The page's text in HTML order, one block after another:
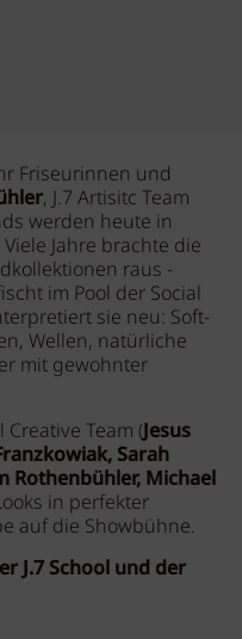
Friseurinnen und
, J.7 Artisitc Team
werden heute in
Jahre brachte die
raus -
im Pool der Social
sie neu: Soft-
Wellen, natürliche
mit gewohnter
Team (Jesus
Sarah
Rothenbühler, Michael
in perfekter
auf die Showbühne.
J.7 School und der